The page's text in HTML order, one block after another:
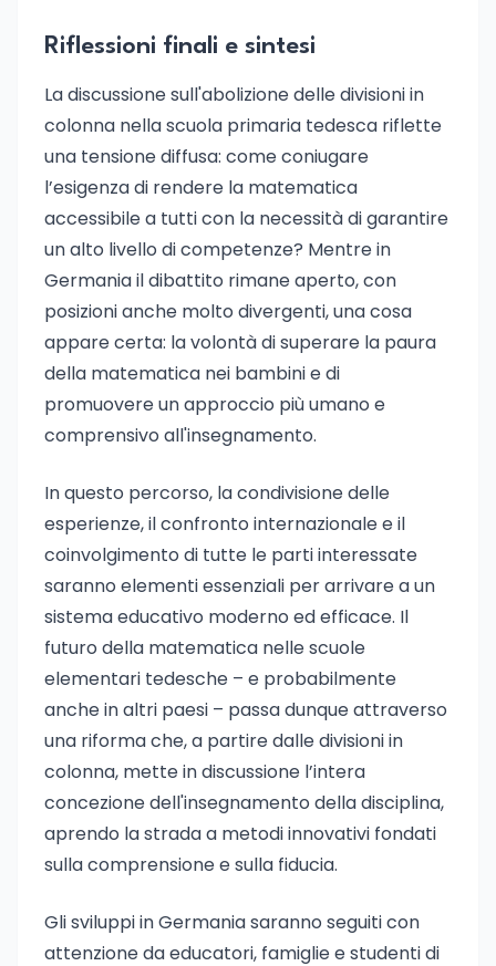
Riflessioni finali e sintesi
La discussione sull'abolizione delle divisioni in
colonna nella scuola primaria tedesca riflette
una tensione diffusa: come coniugare
l’esigenza di rendere la matematica
accessibile a tutti con la necessità di garantire
un alto livello di competenze? Mentre in
Germania il dibattito rimane aperto, con
posizioni anche molto divergenti, una cosa
appare certa: la volontà di superare la paura
della matematica nei bambini e di
promuovere un approccio più umano e
comprensivo all'insegnamento.
In questo percorso, la condivisione delle
esperienze, il confronto internazionale e il
coinvolgimento di tutte le parti interessate
saranno elementi essenziali per arrivare a un
sistema educativo moderno ed efficace. Il
futuro della matematica nelle scuole
elementari tedesche – e probabilmente
anche in altri paesi – passa dunque attraverso
una riforma che, a partire dalle divisioni in
colonna, mette in discussione l’intera
concezione dell'insegnamento della disciplina,
aprendo la strada a metodi innovativi fondati
sulla comprensione e sulla fiducia.
Gli sviluppi in Germania saranno seguiti con
attenzione da educatori, famiglie e studenti di